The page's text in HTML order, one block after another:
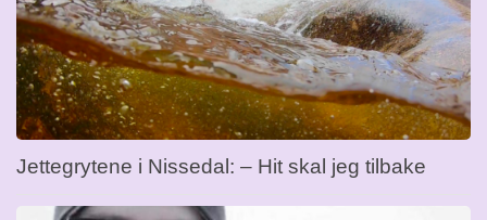
Jettegrytene i Nissedal: – Hit skal jeg tilbake